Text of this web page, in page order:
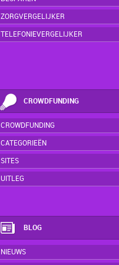
ZORGVERGELIJKER
TELEFONIEVERGELIJKER
CROWDFUNDING
CROWDFUNDING
CATEGORIEËN
SITES
UITLEG
BLOG
NIEUWS